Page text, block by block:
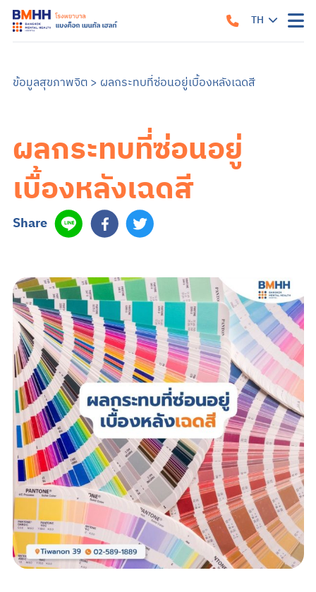
TH
หน้าแรก
เกี่ยวกับเรา
คำแนะนำเมื่อมาถึงโรงพยาบาล
สิ่งอำนวยความสะดวก
คำแนะนำสำหรับผู้ป่วยใน
ข้อมูลสำหรับครอบครัว
บริการของเรา
บริการสำหรับผู้ป่วยนอก
ศูนย์รักษาโรคซึมเศร้าครบวงจร
การบำบัด
บริการสำหรับผู้ป่วยใน
อาการและการรักษา
ซึมเศร้า
วิตกกังวล
จิตเภท
อารมณ์สองขั้ว
สมองเสื่อม
ออทิสติก หรือภาวะออทิสติกสเปกตรัม (ASD)
สมาธิสั้น
โรคแพนิค
ภาวะเครียดหลังเผชิญเหตุการณ์รุนแรง
ข้อมูลสุขภาพ
ค้นหาแพทย์
Search
TH
นัดหมายแพทย์
02-589-1889
ข้อมูลสุขภาพจิต> ผลกระทบที่ซ่อนอยู่เบื้องหลังเฉดสี
ผลกระทบที่ซ่อนอยู่
เบื้องหลังเฉดสี
Share